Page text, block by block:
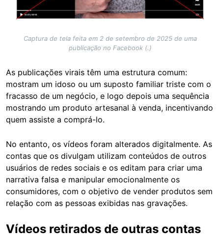
Captura de tela feita em 2 de setembro de 2025 de uma
publicação no Facebook (.)
As publicações virais têm uma estrutura comum:
mostram um idoso ou um suposto familiar triste com o
fracasso de um negócio, e logo depois uma sequência
mostrando um produto artesanal à venda, incentivando
quem assiste a comprá-lo.
No entanto, os vídeos foram alterados digitalmente. As
contas que os divulgam utilizam conteúdos de outros
usuários de redes sociais e os editam para criar uma
narrativa falsa e manipular emocionalmente os
consumidores, com o objetivo de vender produtos sem
relação com as pessoas exibidas nas gravações.
Vídeos retirados de outras contas